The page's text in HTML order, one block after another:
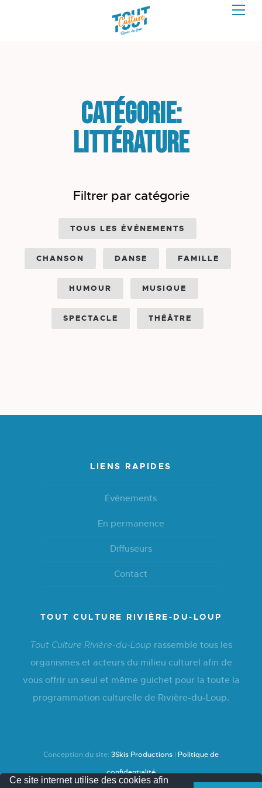
Catégorie:
Littérature
Filtrer par catégorie
TOUS LES ÉVÉNEMENTS
CHANSON DANSE FAMILLE
HUMOUR MUSIQUE
SPECTACLE THÉÂTRE
LIENS RAPIDES
Événements
En permanence
Diffuseurs
Contact
TOUT CULTURE RIVIÈRE-DU-LOUP
Tout Culture Rivière-du-Loup rassemble tous les
organismes et acteurs du milieu culturel afin de
vous offrir un seul et même guichet pour la toute la
programmation culturelle de Rivière-du-Loup.
Conception du site: 3Skis Productions | Politique de
confidentialité
Ce site internet utilise des cookies afin